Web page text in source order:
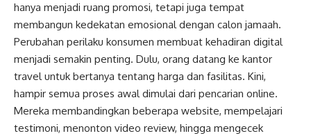
hanya menjadi ruang promosi, tetapi juga tempat
membangun kedekatan emosional dengan calon jamaah.
Perubahan perilaku konsumen membuat kehadiran digital
menjadi semakin penting. Dulu, orang datang ke kantor
travel untuk bertanya tentang harga dan fasilitas. Kini,
hampir semua proses awal dimulai dari pencarian online.
Mereka membandingkan beberapa website, mempelajari
testimoni, menonton video review, hingga mengecek